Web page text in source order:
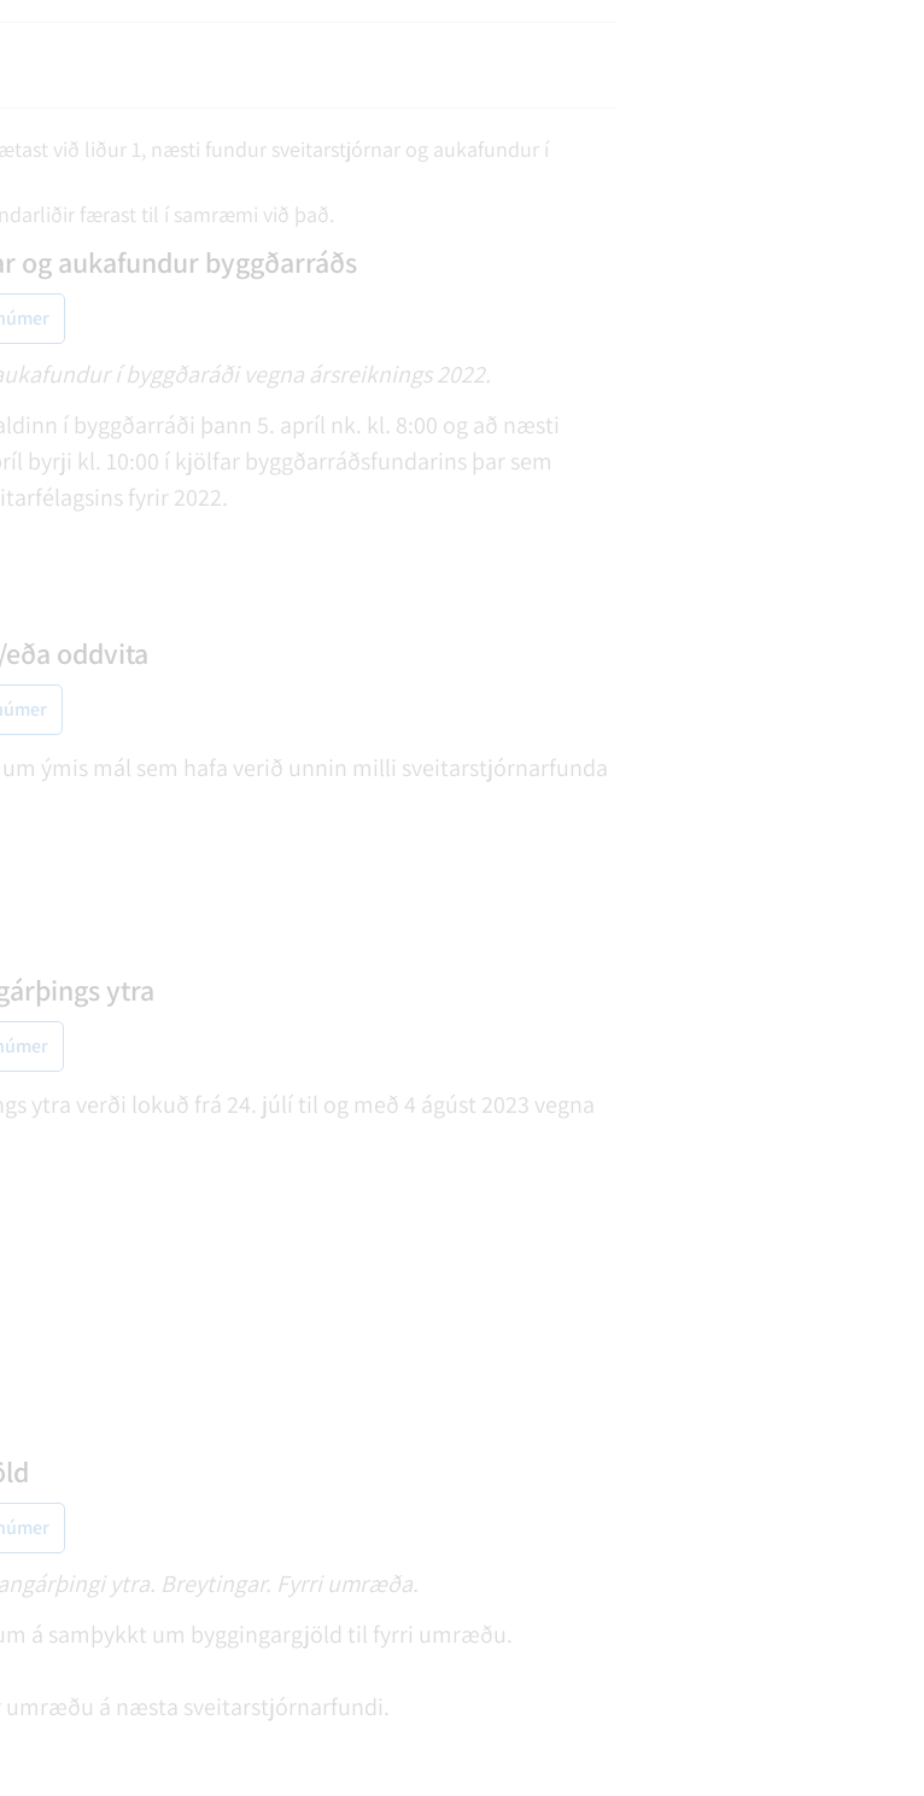
við liður 1, næsti fundur sveitarstjórnar og aukafundur í
færast til í samræmi við það.
og aukafundur byggðarráðs
í byggðaráði vegna ársreiknings 2022.
í byggðarráði þann 5. apríl nk. kl. 8:00 og að næsti
byrji kl. 10:00 í kjölfar byggðarráðsfundarins þar sem
fyrir 2022.
oddvita
ýmis mál sem hafa verið unnin milli sveitarstjórnarfunda
ytra
ytra verði lokuð frá 24. júlí til og með 4 ágúst 2023 vegna
ytra. Breytingar. Fyrri umræða.
á samþykkt um byggingargjöld til fyrri umræðu.
umræðu á næsta sveitarstjórnarfundi.